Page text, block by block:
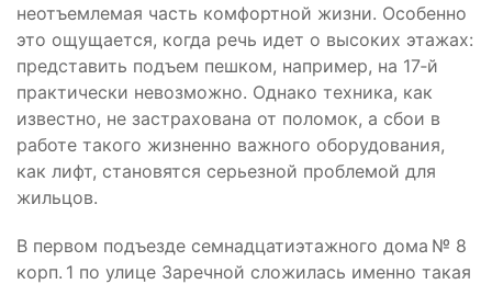
неотъемлемая часть комфортной жизни. Особенно
это ощущается, когда речь идет о высоких этажах:
представить подъем пешком, например, на 17‑й
практически невозможно. Однако техника, как
известно, не застрахована от поломок, а сбои в
работе такого жизненно важного оборудования,
как лифт, становятся серьезной проблемой для
жильцов.
В первом подъезде семнадцатиэтажного дома № 8
корп. 1 по улице Заречной сложилась именно такая